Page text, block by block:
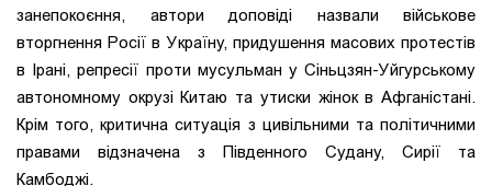
занепокоєння, автори доповіді назвали військове
вторгнення Росії в Україну, придушення масових протестів
в Ірані, репресії проти мусульман у Сіньцзян-Уйгурському
автономному окрузі Китаю та утиски жінок в Афганістані.
Крім того, критична ситуація з цивільними та політичними
правами відзначена з Південного Судану, Сирії та
Камбоджі.